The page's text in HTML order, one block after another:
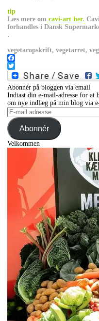
tip
Læs mere om cavi-art her.
forhandles i Dansk
.
vegetaropskrift, vegetarret,
Facebook
Twitter
Abonnér på bloggen via email
Indtast din e-mail-adresse for at
om nye indlæg på min blog via
E-
mail
adresseAbonnér
Velkommen